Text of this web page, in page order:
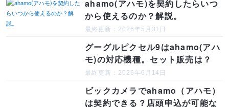
ahamo(アハモ)を契約したらいつ
から使えるのか？解説。
最終更新：2026年5月31日
グーグルピクセル9はahamo(アハ
モ)の対応機種。セット販売は？
最終更新：2026年6月14日
ビックカメラでahamo（アハモ）
は契約できる？店頭申込が可能な